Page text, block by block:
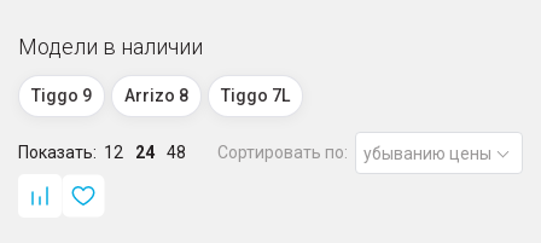
Модели в наличии
Tiggo 9 Arrizo 8 Tiggo 7L
Показать: 12 24 48 Сортировать по: убыванию цены